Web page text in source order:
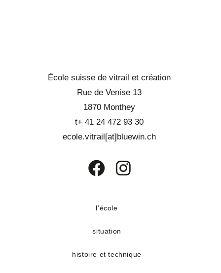
École suisse de vitrail et création
Rue de Venise 13
1870 Monthey
t+ 41 24 472 93 30
ecole.vitrail[at]bluewin.ch
un
onglet
l’école
situation
histoire et technique